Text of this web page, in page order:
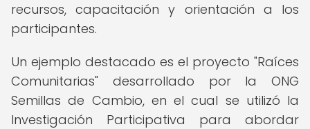
recursos, capacitación y orientación a los
participantes.
Un ejemplo destacado es el proyecto "Raíces
Comunitarias" desarrollado por la ONG
Semillas de Cambio, en el cual se utilizó la
Investigación Participativa para abordar